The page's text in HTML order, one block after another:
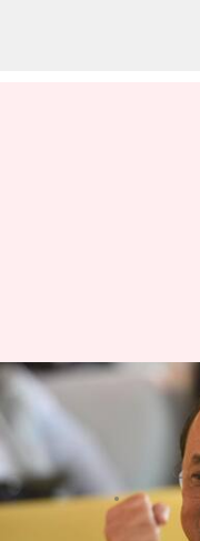
रंजन गोगोई
बोले- मैं
उम्मीदवार नहीं
लेखन प्रमोद कुमार Aug 23,